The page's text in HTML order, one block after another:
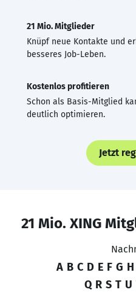
21 Mio. Mitglieder
Knüpf neue Kontakte und
besseres Job-Leben.
Kostenlos profitieren
Schon als Basis-Mitglied
deutlich optimieren.
Jetzt
21 Mio. XING
A B C D E F G H
Q R S T U